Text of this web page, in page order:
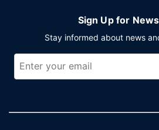
Sign Up for
Stay informed about news